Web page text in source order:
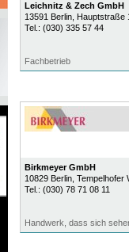
Leichnitz & Zech GmbH
13591 Berlin, Hauptstraße
Tel.: (030) 335 57 44
Fachbetrieb
Birkmeyer GmbH
10829 Berlin, Tempelhofer
Tel.: (030) 78 71 08 11
Handwerk, dass sich